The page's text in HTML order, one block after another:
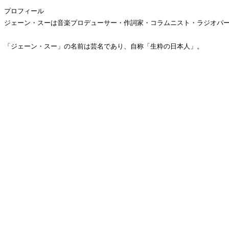
プロフィール
ジェーン・スーは音楽プロデューサー・作詞家・コラムニスト・ラジオパー
「ジェーン・スー」の名前は芸名であり、自称「生粋の日本人」。